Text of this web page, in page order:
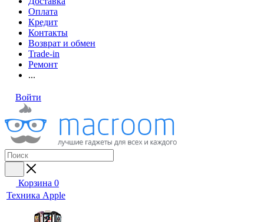
Оплата
Кредит
Контакты
Возврат и обмен
Trade-in
Ремонт
...
Войти
Корзина 0
Техника Apple